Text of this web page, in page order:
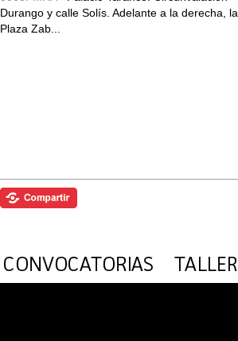
Durango y calle Solís. Adelante a la derecha, la
Plaza Zab...